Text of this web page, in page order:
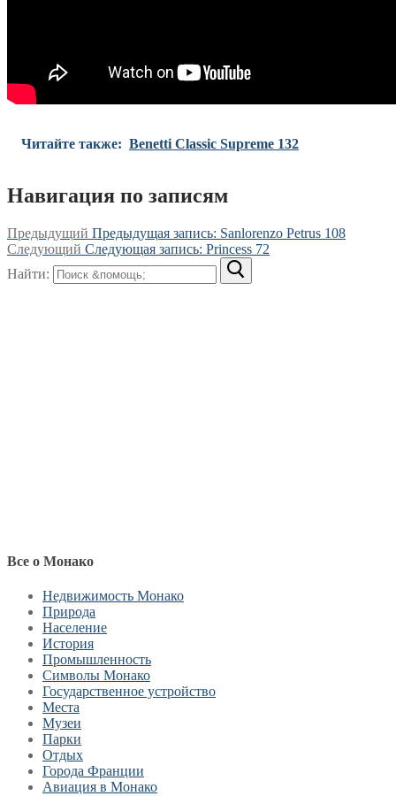
Читайте также: Benetti Classic Supreme 132
Навигация по записям
Предыдущий Предыдущая запись: Sanlorenzo Petrus 108
Следующий Следующая запись: Princess 72
Найти:
Все о Монако
Недвижимость Монако
Природа
Население
История
Промышленность
Символы Монако
Государственное устройство
Места
Музеи
Парки
Отдых
Города Франции
Авиация в Монако